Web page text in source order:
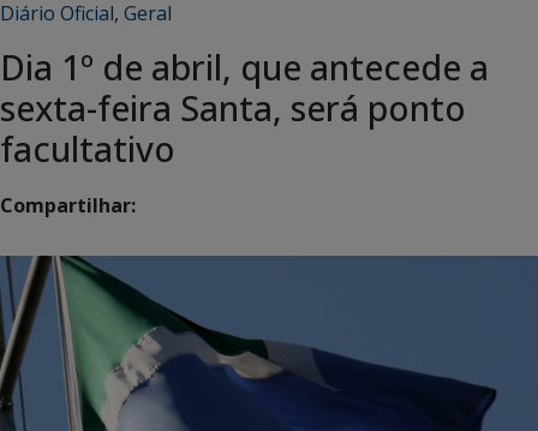
Diário Oficial, Geral
Dia 1º de abril, que antecede a
sexta-feira Santa, será ponto
facultativo
Compartilhar: